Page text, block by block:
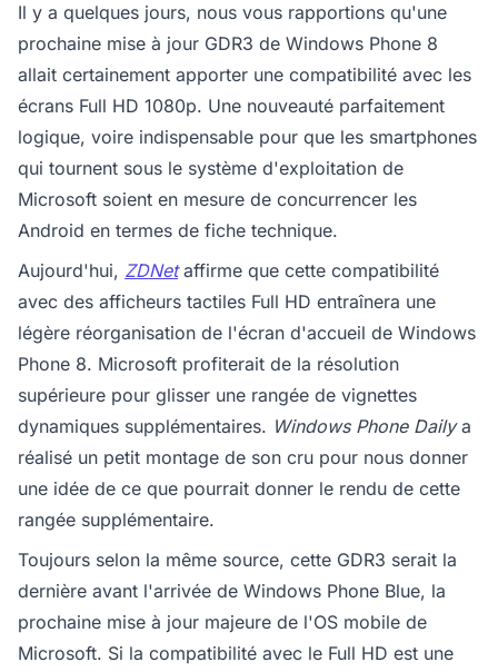
Il y a quelques jours, nous vous rapportions qu'une
prochaine mise à jour GDR3 de Windows Phone 8
allait certainement apporter une compatibilité avec les
écrans Full HD 1080p. Une nouveauté parfaitement
logique, voire indispensable pour que les smartphones
qui tournent sous le système d'exploitation de
Microsoft soient en mesure de concurrencer les
Android en termes de fiche technique.
Aujourd'hui, ZDNetaffirme que cette compatibilité
avec des afficheurs tactiles Full HD entraînera une
légère réorganisation de l'écran d'accueil de Windows
Phone 8. Microsoft profiterait de la résolution
supérieure pour glisser une rangée de vignettes
dynamiques supplémentaires. Windows Phone Dailya
réalisé un petit montage de son cru pour nous donner
une idée de ce que pourrait donner le rendu de cette
rangée supplémentaire.
Toujours selon la même source, cette GDR3 serait la
dernière avant l'arrivée de Windows Phone Blue, la
prochaine mise à jour majeure de l'OS mobile de
Microsoft. Si la compatibilité avec le Full HD est une